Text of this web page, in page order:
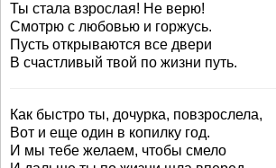
Ты стала взрослая! Не верю!
Смотрю с любовью и горжусь.
Пусть открываются все двери
В счастливый твой по жизни путь.
Как быстро ты, дочурка, повзрослела,
Вот и еще один в копилку год.
И мы тебе желаем, чтобы смело